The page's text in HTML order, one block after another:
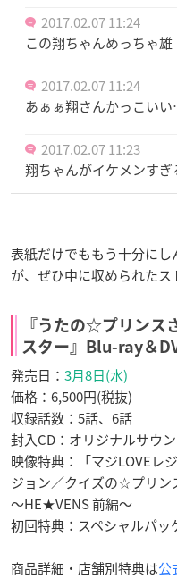
2017.02.07 11:24
この翔ちゃんめっちゃ雄
2017.02.07 11:24
あぁぁ翔さんかっこい
2017.02.07 11:23
翔ちゃんがイケメンすぎ
表紙だけでももう十分に
が、ぜひ中に収められた
『うたの☆プリンス
スター』
Blu-ray＆
発売日： 3月8日(水)
価格：6,500円(税抜)
収録話数：5話、6話
封入CD：オリジナルサウ
映像特典：「マジLOVEレ
ジョン／クイズの☆プリン
～HE★VENS 前編～
初回特典：スペシャルパッ
商品詳細・店舗別特典は公